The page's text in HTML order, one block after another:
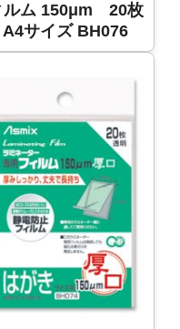
ルム 150μm 20枚
A4サイズ BH076